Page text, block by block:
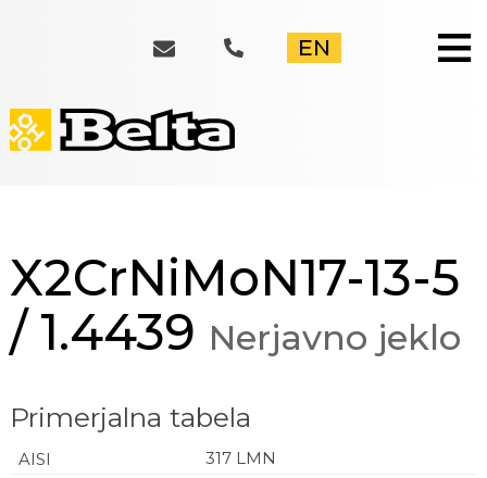
≡
EN
X2CrNiMoN17-13-5
/ 1.4439 Nerjavno jeklo
Primerjalna tabela
317 LMN